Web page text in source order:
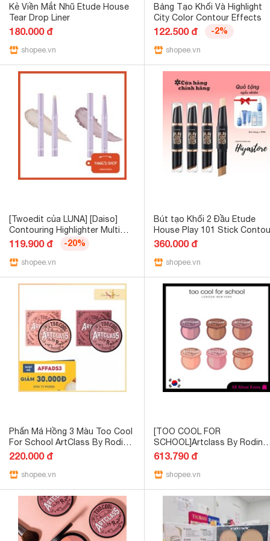
Kẻ Viền Mắt Nhũ Etude House
Tear Drop Liner
180.000 đ
shopee.vn
Bảng Tạo Khối Và Highlight
City Color Contour Effects
122.500 đ -2%
shopee.vn
[Twoedit của LUNA] [Daiso]
Contouring Highlighter Multi
Stick 2 loại
119.900 đ -20%
shopee.vn
Bút tạo Khối 2 Đầu Etude
House Play 101 Stick
Duo
360.000 đ
shopee.vn
Phấn Má Hồng 3 Màu Too Cool
For School ArtClass By Rodin
Blusher 9.5g
220.000 đ
shopee.vn
[TOO COOL FOR
SCHOOL]Artclass By Rodin
Blusher 6colors, Artclass By
613.790 đ
shopee.vn